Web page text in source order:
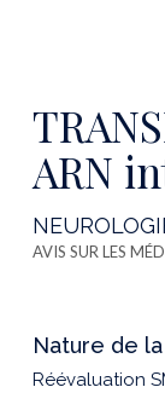
ARN
AVIS SUR LES
Nature de
Réévaluation